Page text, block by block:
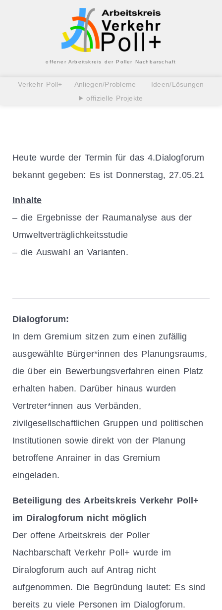
offener Arbeitskreis der Poller Nachbarschaft
Verkehr Poll+ Anliegen/Probleme
Ideen/Lösungen
offizielle Projekte
Heute wurde der Termin für das 4.Dialogforum
bekannt gegeben: Es ist Donnerstag, 27.05.21
Inhalte
– die Ergebnisse der Raumanalyse aus der
Umweltverträglichkeitsstudie
– die Auswahl an Varianten.
Dialogforum:
In dem Gremium sitzen zum einen zufällig
ausgewählte Bürger*innen des Planungsraums,
die über ein Bewerbungsverfahren einen Platz
erhalten haben. Darüber hinaus wurden
Vertreter*innen aus Verbänden,
zivilgesellschaftlichen Gruppen und politischen
Institutionen sowie direkt von der Planung
betroffene Anrainer in das Gremium
eingeladen.
Beteiligung des Arbeitskreis Verkehr Poll+
im Diralogforum nicht möglich
Der offene Arbeitskreis der Poller
Nachbarschaft Verkehr Poll+ wurde im
Diralogforum auch auf Antrag nicht
aufgenommen. Die Begründung lautet: Es sind
bereits zu viele Personen im Dialogforum.